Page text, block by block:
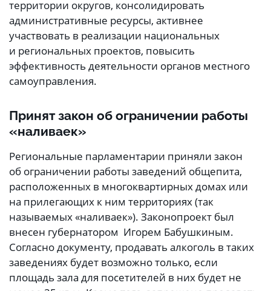
территории округов, консолидировать
административные ресурсы, активнее
участвовать в реализации национальных
и региональных проектов, повысить
эффективность деятельности органов местного
самоуправления.
Принят закон об ограничении работы
«наливаек»
Региональные парламентарии приняли закон
об ограничении работы заведений общепита,
расположенных в многоквартирных домах или
на прилегающих к ним территориях (так
называемых «наливаек»). Законопроект был
внесен губернатором Игорем Бабушкиным.
Согласно документу, продавать алкоголь в таких
заведениях будет возможно только, если
площадь зала для посетителей в них будет не